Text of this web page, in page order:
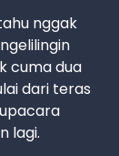
nggak
cuma dua
dari teras
lagi.